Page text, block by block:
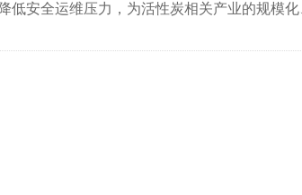
低安全运维压力，为活性炭相关产业的规模